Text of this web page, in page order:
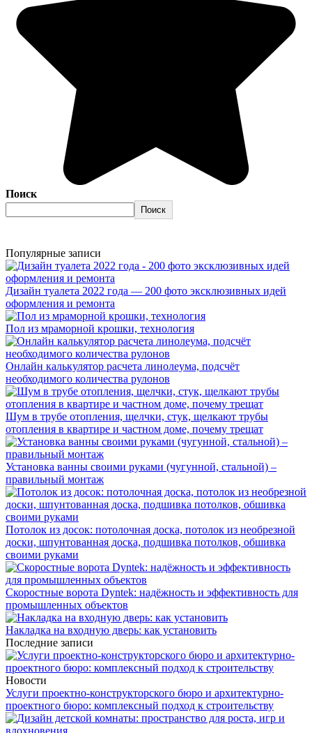
Поиск
Поиск
Популярные записи
Дизайн туалета 2022 года — 200 фото эксклюзивных идей
оформления и ремонта
Пол из мраморной крошки, технология
Онлайн калькулятор расчета линолеума, подсчёт
необходимого количества рулонов
Шум в трубе отопления, щелчки, стук, щелкают трубы
отопления в квартире и частном доме, почему трещат
Установка ванны своими руками (чугунной, стальной) –
правильный монтаж
Потолок из досок: потолочная доска, потолок из необрезной
доски, шпунтованная доска, подшивка потолков, обшивка
своими руками
Скоростные ворота Dyntek: надёжность и эффективность для
промышленных объектов
Накладка на входную дверь: как установить
Последние записи
Новости
Услуги проектно-конструкторского бюро и архитектурно-
проектного бюро: комплексный подход к строительству